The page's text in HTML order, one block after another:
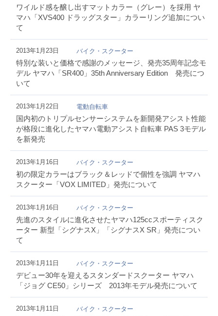
ワイルド感を醸し出すマットカラー（グレー）を採用 ヤ
マハ「XVS400 ドラッグスター」カラーリング追加につい
て
2013年1月23日 バイク・スクーター
特別な装いと価格で感謝のメッセージ、発売35周年記念モ
デル ヤマハ「SR400」35th Anniversary Edition 発売につ
いて
2013年1月22日 電動自転車
国内初のトリプルセンサーシステムを新開発アシスト性能
が格段に進化したヤマハ電動アシスト自転車 PAS 3モデル
を新発売
2013年1月16日 バイク・スクーター
初の限定カラーはブラック＆レッドで個性を強調 ヤマハ
スクーター「VOX LIMITED」発売について
2013年1月16日 バイク・スクーター
先進のスタイルに進化させたヤマハ125ccスポーティスク
ーター 新型「シグナスX」「シグナスX SR」発売につい
て
2013年1月11日 バイク・スクーター
デビュー30年を迎えるスタンダードスクーター ヤマハ
「ジョグ CE50」シリーズ 2013年モデル発売について
2013年1月11日 バイク・スクーター